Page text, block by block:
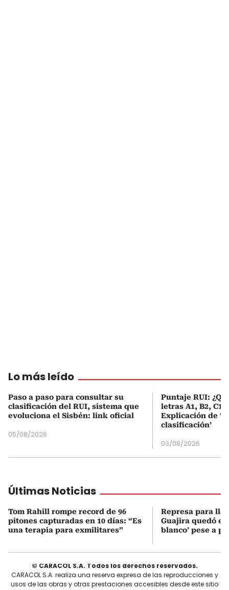
Lo más leído
Paso a paso para consultar su
clasificación del RUI, sistema que
evoluciona el Sisbén: link oficial
05/08/2026
Puntaje RUI:
letras A1, B2, C1
Explicación de
clasificación’
03/08/2026
Últimas Noticias
Tom Rahill rompe record de 96
pitones capturadas en 10 días: “Es
una terapia para exmilitares”
Represa para
Guajira quedó en
blanco’ pese a
© CARACOL S.A. Todos los derechos reservados.
CARACOL S.A. realiza una reserva expresa de las reproducciones y
usos de las obras y otras prestaciones accesibles desde este sitio